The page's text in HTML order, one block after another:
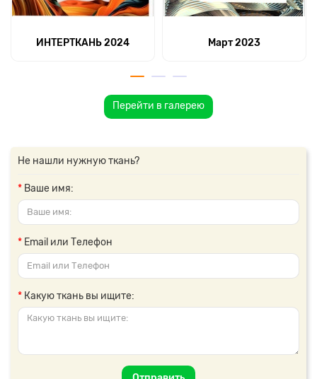
ИНТЕРТКАНЬ 2024 Март 2023
Перейти в галерею
Не нашли нужную ткань?
Ваше имя:
Email или Телефон
Какую ткань вы ищите: